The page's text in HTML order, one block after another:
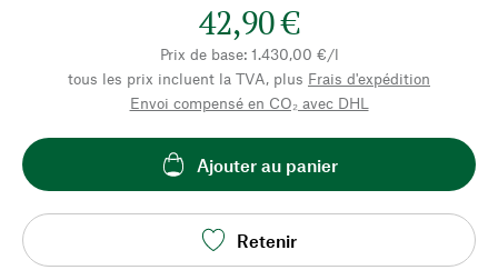
42,90 €
Prix de base: 1.430,00 €/l
tous les prix incluent la TVA, plus Frais d'expédition
Envoi compensé en CO₂ avec DHL
Ajouter au panier
Retenir